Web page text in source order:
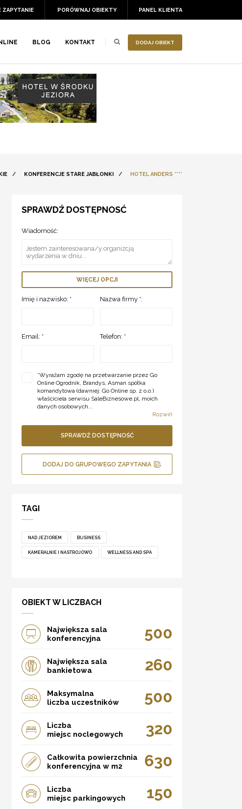
PANEL KLIENTA
PORÓWNAJ OBIEKTY
ZAPYTANIE
DODAJ OBIEKT
BLOG KONTAKT
/ KONFERENCJE STARE JABŁONKI / HOTEL ANDERS ****
SPRAWDŹ DOSTĘPNOSĆ
Wiadomość:
WIĘCEJ OPCJI
Imię i nazwisko: * Nazwa firmy *:
Email: * Telefon: *
*Wyrażam zgodę na przetwarzanie przez Go
Online Ogrodnik, Brandys, Asman spółka
komandytowa (dawniej: Go Online sp. z o.o.)
właściciela serwisu SaleBiznesowe.pl, moich
danych osobowych...
Rozwiń
SPRAWDŹ DOSTĘPNOŚĆ
DODAJ DO GRUPOWEGO ZAPYTANIA
TAGI
NAD JEZIOREM BUSINESS
KAMERALNIE I NASTROJOWO WELLNESS AND SPA
OBIEKT W LICZBACH
Największa sala
konferencyjna
500
Największa sala
bankietowa
260
Maksymalna
liczba uczestników
500
Liczba
miejsc noclegowych
320
Całkowita powierzchnia
konferencyjna w m2
630
Liczba
miejsc parkingowych
150